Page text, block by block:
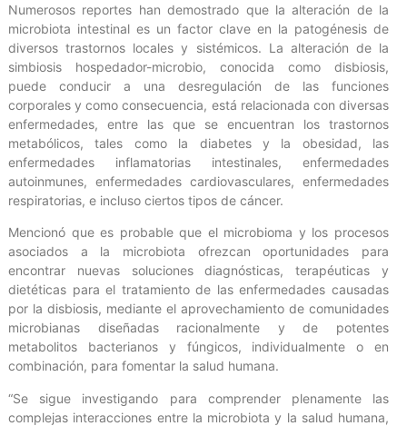
Numerosos reportes han demostrado que la alteración de la
microbiota intestinal es un factor clave en la patogénesis de
diversos trastornos locales y sistémicos. La alteración de la
simbiosis hospedador-microbio, conocida como disbiosis,
puede conducir a una desregulación de las funciones
corporales y como consecuencia, está relacionada con diversas
enfermedades, entre las que se encuentran los trastornos
metabólicos, tales como la diabetes y la obesidad, las
enfermedades inflamatorias intestinales, enfermedades
autoinmunes, enfermedades cardiovasculares, enfermedades
respiratorias, e incluso ciertos tipos de cáncer.
Mencionó que es probable que el microbioma y los procesos
asociados a la microbiota ofrezcan oportunidades para
encontrar nuevas soluciones diagnósticas, terapéuticas y
dietéticas para el tratamiento de las enfermedades causadas
por la disbiosis, mediante el aprovechamiento de comunidades
microbianas diseñadas racionalmente y de potentes
metabolitos bacterianos y fúngicos, individualmente o en
combinación, para fomentar la salud humana.
“Se sigue investigando para comprender plenamente las
complejas interacciones entre la microbiota y la salud humana,